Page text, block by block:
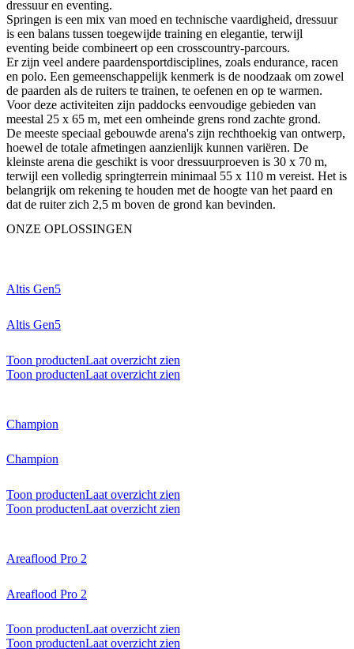
dressuur en eventing.
Springen is een mix van moed en technische vaardigheid, dressuur
is een balans tussen toegewijde training en elegantie, terwijl
eventing beide combineert op een crosscountry-parcours.
Er zijn veel andere paardensportdisciplines, zoals endurance, racen
en polo. Een gemeenschappelijk kenmerk is de noodzaak om zowel
de paarden als de ruiters te trainen, te oefenen en op te warmen.
Voor deze activiteiten zijn paddocks eenvoudige gebieden van
meestal 25 x 65 m, met een omheinde grens rond zachte grond.
De meeste speciaal gebouwde arena's zijn rechthoekig van ontwerp,
hoewel de totale afmetingen aanzienlijk kunnen variëren. De
kleinste arena die geschikt is voor dressuurproeven is 30 x 70 m,
terwijl een volledig springterrein minimaal 55 x 110 m vereist. Het is
belangrijk om rekening te houden met de hoogte van het paard en
dat de ruiter zich 2,5 m boven de grond kan bevinden.
ONZE OPLOSSINGEN
Altis Gen5
Altis Gen5
Toon productenLaat overzicht zien
Toon productenLaat overzicht zien
Champion
Champion
Toon productenLaat overzicht zien
Toon productenLaat overzicht zien
Areaflood Pro 2
Areaflood Pro 2
Toon productenLaat overzicht zien
Toon productenLaat overzicht zien